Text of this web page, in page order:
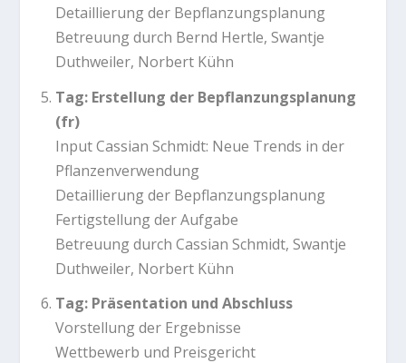
Detaillierung der Bepflanzungsplanung
Betreuung durch Bernd Hertle, Swantje
Duthweiler, Norbert Kühn
Tag: Erstellung der Bepflanzungsplanung
(fr)
Input Cassian Schmidt: Neue Trends in der
Pflanzenverwendung
Detaillierung der Bepflanzungsplanung
Fertigstellung der Aufgabe
Betreuung durch Cassian Schmidt, Swantje
Duthweiler, Norbert Kühn
Tag: Präsentation und Abschluss
Vorstellung der Ergebnisse
Wettbewerb und Preisgericht